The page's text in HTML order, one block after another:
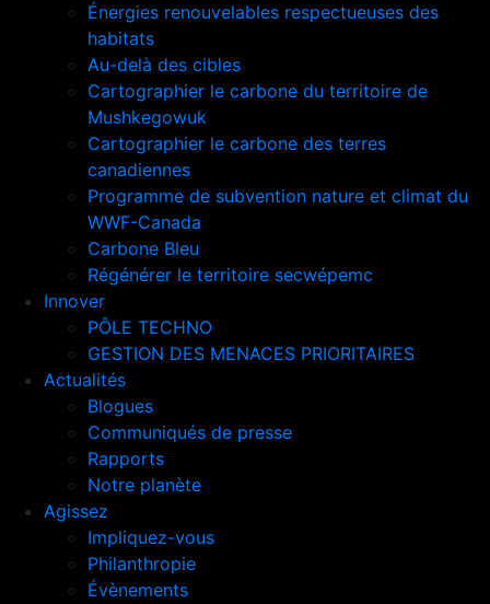
Énergies renouvelables respectueuses des
habitats
Au-delà des cibles
Cartographier le carbone du territoire de
Mushkegowuk
Cartographier le carbone des terres
canadiennes
Programme de subvention nature et climat du
WWF-Canada
Carbone Bleu
Régénérer le territoire secwépemc
Innover
PÔLE TECHNO
GESTION DES MENACES PRIORITAIRES
Actualités
Blogues
Communiqués de presse
Rapports
Notre planète
Agissez
Impliquez-vous
Philanthropie
Évènements